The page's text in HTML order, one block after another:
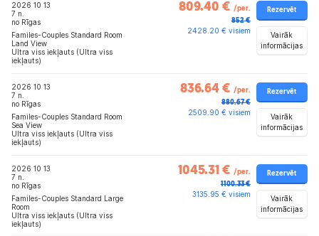
2026 10 13
7 n.
no Rīgas
Familes-Couples Standard Room
Land View
Ultra viss iekļauts (Ultra viss
iekļauts)
809.40 € /per.
852 €
2428.20 € visiem
Rezervēt
Vairāk
informācijas
2026 10 13
7 n.
no Rīgas
Familes-Couples Standard Room
Sea View
Ultra viss iekļauts (Ultra viss
iekļauts)
836.64 € /per.
880.67 €
2509.90 € visiem
Rezervēt
Vairāk
informācijas
2026 10 13
7 n.
no Rīgas
Familes-Couples Standard Large
Room
Ultra viss iekļauts (Ultra viss
iekļauts)
1045.31 € /per.
1100.33 €
3135.95 € visiem
Rezervēt
Vairāk
informācijas